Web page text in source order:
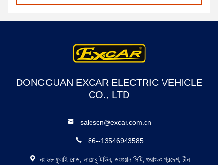
DONGGUAN EXCAR ELECTRIC VEHICLE
CO., LTD
salescn@excar.com.cn
86--13546943585
নং ৬৮ ফুলাই রোড, লায়োবু টাউন, ডংগুয়ান সিটি, গুয়াংডং প্রদেশ, চীন